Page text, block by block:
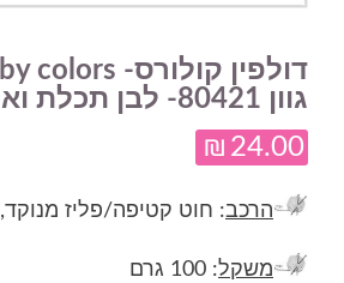
גוון 80421- לבן תכלת ואפור
₪ 24.00
הרכב: חוט קטיפה/פליז מנוקד, 100% פוליאסטר
משקל: 100 גרם